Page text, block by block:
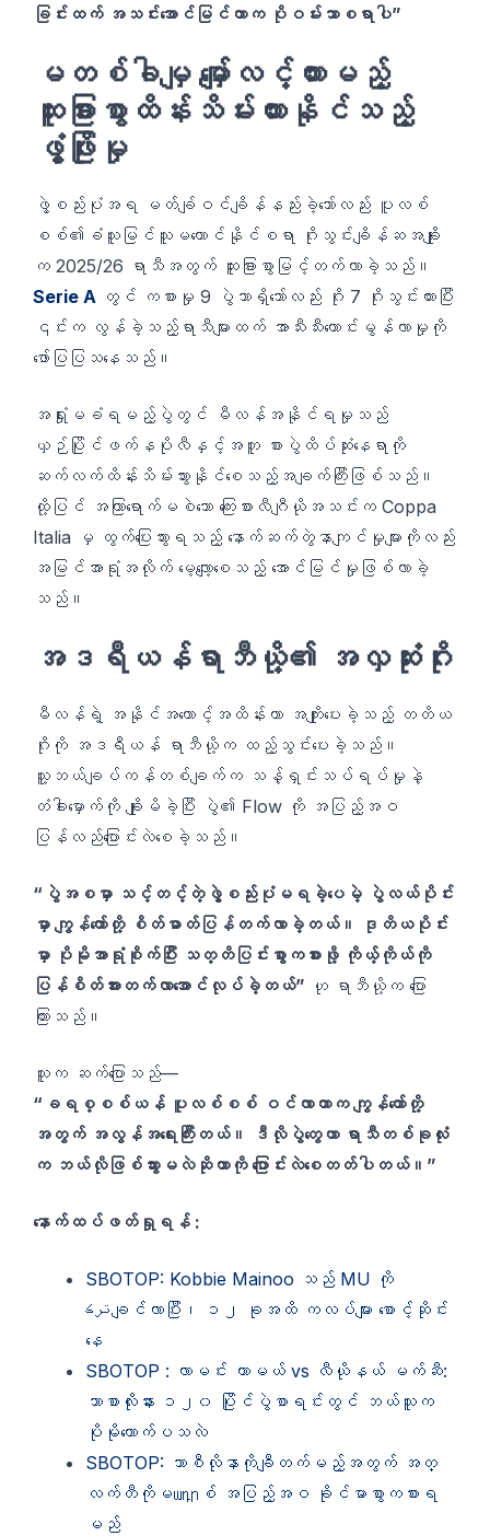
ခြင်းထက် အသင်းအောင်မြင်တာက ပိုဝမ်းသာစရာပါ”
မတစ်ခါမျှ မျှော်လင့်ထားမည့်
ထူးခြားစွာထိန်းသိမ်းထားနိုင်သည့်
ဖွံ့ဖြိုးမှု
ဖွဲ့စည်းပုံအရ မတ်ချ်ဝင်ချိန်နည်းခဲ့သော်လည်း ပူလစ်
စစ်၏ခံသူမြင်သူမယောင်နိုင်စရာ ဂိုးသွင်းချိန်ဆအချိုး
က 2025/26 ရာသီအတွက် ထူးခြားစွာမြင့်တက်လာခဲ့သည်။
Serie A တွင် ကစားမှု 9 ပွဲသာရှိသော်လည်း ဂိုး 7 ဂိုးသွင်းထားပြီး
၎င်းက လွန်ခဲ့သည့်ရာသီများထက် အာသီးသီးကောင်းမွန်လာမှုကို
ဖော်ပြပြသနေသည်။
အရှုံးမခံရမည့်ပွဲတွင် မီလန်အနိုင်ရမှုသည်
ယှဉ်ပြိုင်ဖက်နပိုလီနှင့်အတူ စားပွဲထိပ်ဆုံးနေရာကို
ဆက်လက်ထိန်းသိမ်းသွားနိုင်စေသည့်အချက်ကြီးဖြစ်သည်။
ထို့ပြင် အကြာရောက်မစဲသော ကြေးစားလီဂျီယိုအသင်းက Coppa
Italia မှ ထွက်ပြေးသွားရသည့် နောက်ဆက်တွဲနာကျင်မှုများကိုလည်း
အမြင်အာရုံအလိုက် မေ့လျော့စေသည့် အောင်မြင်မှုဖြစ်လာခဲ့
သည်။
အဒရီယန်ရာဘီယို့၏ အလှဆံုးဂိုး
မီလန်ရဲ့ အနိုင်အတောင့်အထိန်းကာ အကျိုးပေးခဲ့သည့် တတိယ
ဂိုးကို အဒရီယန် ရာဘီယို့က ထည့်သွင်းပေးခဲ့သည်။
သူ့ဘယ်ချပ်ကန်တစ်ချက်က သန့်ရှင်းသပ်ရပ်မှုနဲ့
တံခါးမှောက်ကို ချိုးမိခဲ့ပြီး ပွဲ၏ Flow ကို အပြည့်အဝ
ပြန်လည်ပြောင်းလဲစေခဲ့သည်။
“ပွဲအစမှာ သင့်တင့်တဲ့ဖွဲ့စည်းပုံမရခဲ့ပေမဲ့ ပွဲလယ်ပိုင်း
မှာ ကျွန်တော်တို့ စိတ်ဓာတ်ပြန်တက်လာခဲ့တယ်။ ဒုတိယပိုင်း
မှာ ပိုမိုအာရုံစိုက်ပြီး သတ္တိပြင်းစွာကစားဖို့ ကိုယ့်ကိုယ်ကို
ပြန်စိတ်အားတက်လာအောင်လုပ်ခဲ့တယ်” ဟု ရာဘီယို့က ပြော
ကြားသည်။
သူက ဆက်ပြောသည်—
“ခရစ္စစ်ယန် ပူလစ်စစ် ဝင်လာတာက ကျွန်တော်တို့
အတွက် အလွန်အရေးကြီးတယ်။ ဒီလိုပွဲတွေဟာ ရာသီတစ်ခုလုံး
က ဘယ်လိုဖြစ်သွားမလဲဆိုတာကို ပြောင်းလဲစေတတ်ပါတယ်။”
နောက်ထပ်ဖတ်ရှုရန် :
SBOTOP: Kobbie Mainoo သည် MU ကို
ترکချင်လာပြီး၊ ၁၂ ခုအထိ ကလပ်များ စောင့်ဆိုင်း
နေ
SBOTOP : လာမင်း ယာမယ် vs လီယိုနယ် မက်ဆီ:
ဘာစာလိုးနား ၁၂၀ ပြိုင်ပွဲစာရင်းတွင် ဘယ်သူက
ပိုမိုတောက်ပသလဲ
SBOTOP: ဘာစီလိုနာကိုချီတက်မည့်အတွက် အတ္
လက်တီကိုမադրစ် အပြည့်အဝ ခိုင်မာစွာကစားရ
မည်